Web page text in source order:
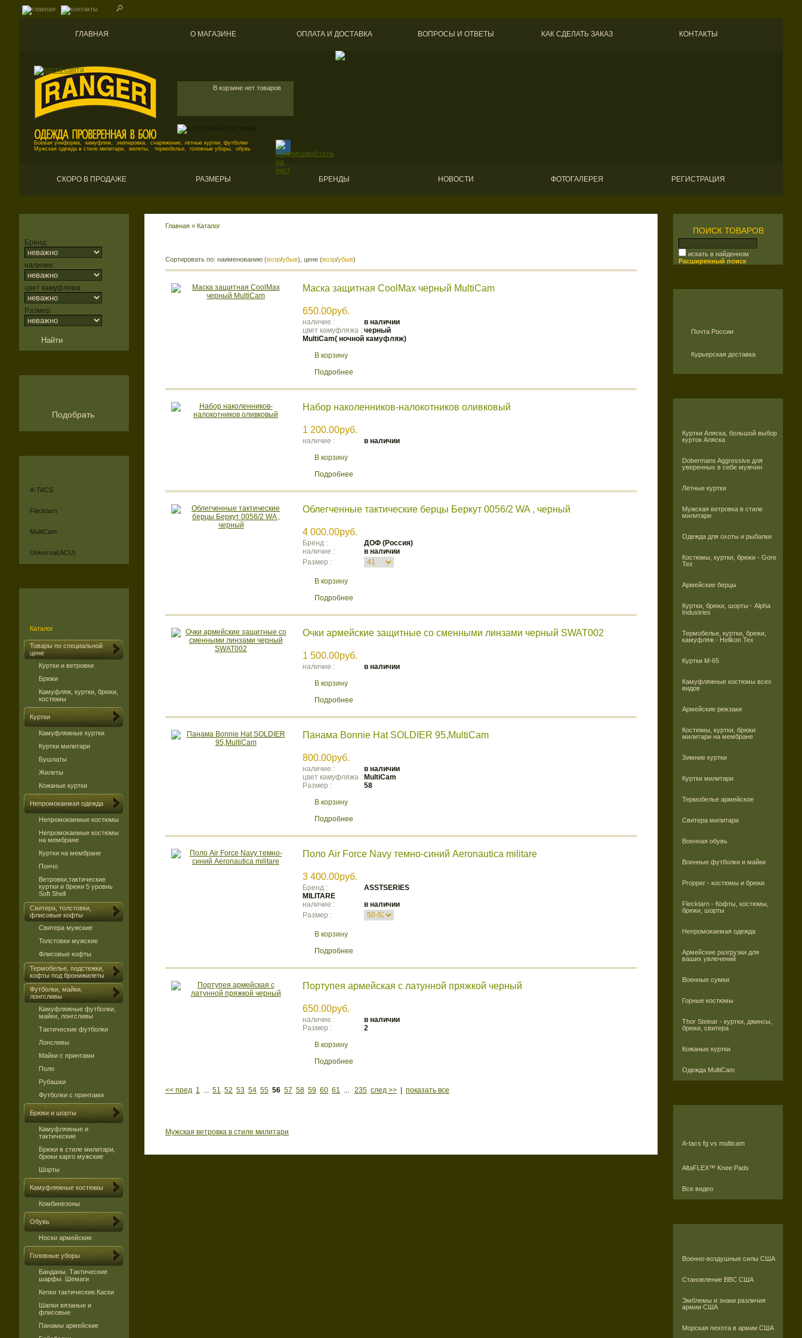
ГЛАВНАЯ О МАГАЗИНЕ ОПЛАТА И ДОСТАВКА ВОПРОСЫ И ОТВЕТЫ КАК СДЕЛАТЬ ЗАКАЗ КОНТАКТЫ
В корзине нет товаров
Боевая униформа, камуфляж, экипировка, снаряжение, летные куртки, футболки
Мужская одежда в стиле милитари, жилеты, термобелье, головные уборы, обувь
СКОРО В ПРОДАЖЕ РАЗМЕРЫ БРЕНДЫ НОВОСТИ ФОТОГАЛЕРЕЯ РЕГИСТРАЦИЯ
Бренд:
наличие:
цвет камуфляжа:
Размер:
Подобрать
A-TACS
Flecktarn
MultiCam
Universal(ACU)
Каталог
Товары по специальной
цене
Куртки и ветровки
Брюки
Камуфляж, куртки, брюки,
костюмы
Куртки
Камуфляжные куртки
Куртки милитари
Бушлаты
Жилеты
Кожаные куртки
Непромокаемая одежда
Непромокаемые костюмы
Непромокаемые костюмы
на мембране
Куртки на мембране
Пончо
Ветровки,тактические
куртки и брюки 5 уровнь
Soft Shell
Свитера, толстовки,
флисовые кофты
Свитера мужские
Толстовки мужские
Флисовые кофты
Термобелье, подстежки,
кофты под бронижилеты
Футболки, майки,
лонгсливы
Камуфляжные футболки,
майки, лонгсливы
Тактические футболки
Лонсливы
Майки с принтами
Поло
Рубашки
Футболки с принтами
Брюки и шорты
Камуфляжные и
тактические
Брюки в стиле милитари,
брюки карго мужские
Шорты
Камуфляжные костюмы
Комбинезоны
Обувь
Носки армейские
Головные уборы
Банданы. Тактические
шарфы. Шемаги
Кепки тактические.Каски
Шапки вязаные и
флисовые
Панамы армейские
ПОИСК ТОВАРОВ
искать в найденном
Расширенный поиск
Почта России
Курьерская доставка
Куртки Аляска, большой выбор
курток Аляска
Dobermans Aggressive для
уверенных в себе мужчин
Летные куртки
Мужская ветровка в стиле
милитари
Одежда для охоты и рыбалки
Костюмы, куртки, брюки - Gore
Tex
Армейские берцы
Куртки, брюки, шорты - Alpha
Industries
Термобелье, куртки, брюки,
камуфляж - Helikon Tex
Куртки M-65
Камуфляжные костюмы всех
видов
Армейские рюкзаки
Костюмы, куртки, брюки
милитари на мембране
Зимние куртки
Куртки милитари
Термобелье армейское
Свитера милитари
Военная обувь
Военные футболки и майки
Propper - костюмы и брюки
Flecktarn - Кофты, костюмы,
брюки, шорты
Непромокаемая одежда
Армейские разгрузки для
ваших увлечений
Военные сумки
Горные костюмы
Thor Steinar - куртки, джинсы,
брюки, свитера
Кожаные куртки
Одежда MultiCam
A-tacs fg vs multicam
AltaFLEX™ Knee Pads
Все видео
Военно-воздушные силы США
Становление ВВС США
Эмблемы и знаки различия
армии США
Морская пехота в армии США
Главная » Каталог
Сортировать по: наименованию (возр/убыв), цене (возр/убыв)
Маска защитная CoolMax черный MultiCam
650.00руб.
наличие :
в наличии
цвет камуфляжа : черный
MultiCam( ночной камуфляж)
В корзину
Подробнее
Набор наколенников-налокотников оливковый
1 200.00руб.
наличие :
в наличии
В корзину
Подробнее
Облегченные тактические берцы Беркут 0056/2 WA , черный
4 000.00руб.
Бренд :
ДОФ (Россия)
наличие :
в наличии
Размер :
В корзину
Подробнее
Очки армейские защитные со сменными линзами черный SWAT002
1 500.00руб.
наличие :
в наличии
В корзину
Подробнее
Панама Bonnie Hat SOLDIER 95,MultiCam
800.00руб.
наличие :
в наличии
цвет камуфляжа : MultiCam
Размер :
58
В корзину
Подробнее
Поло Air Force Navy темно-синий Aeronautica militare
3 400.00руб.
Бренд :
ASSTSERIES
MILITARE
наличие :
в наличии
Размер :
В корзину
Подробнее
Портупея армейская с латунной пряжкой черный
650.00руб.
наличие :
в наличии
Размер :
2
В корзину
Подробнее
<< пред 1 ... 51 52 53 54 55 56 57 58 59 60 61 ... 235 след >> показать все
Мужская ветровка в стиле милитари